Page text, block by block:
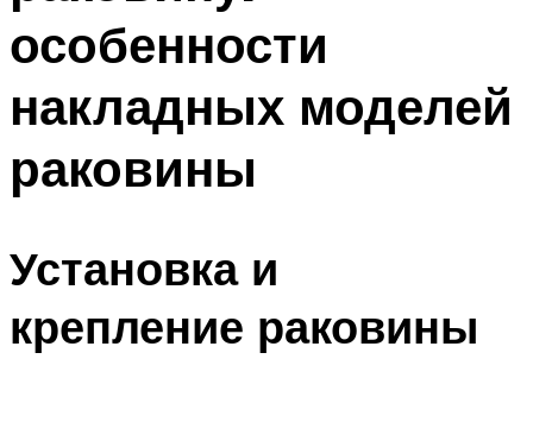
особенности
накладных моделей
раковины
Установка и
крепление раковины